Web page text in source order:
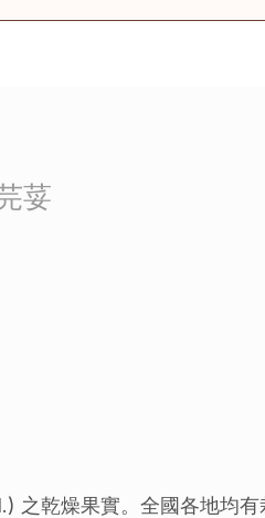
荽
乾燥果實。全國各地均